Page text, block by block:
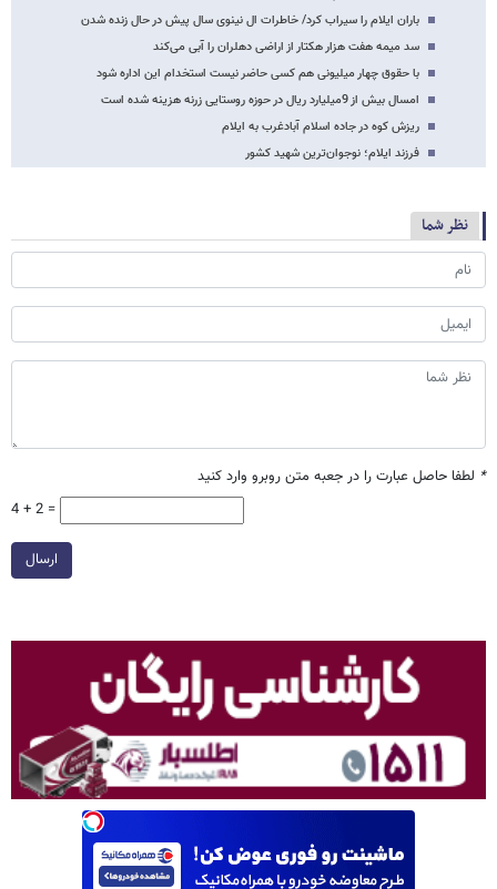
باران ایلام را سیراب کرد/ خاطرات ال نینوی سال پیش در حال زنده شدن
سد میمه هفت هزار هکتار از اراضی دهلران را آبی می‌کند
با حقوق چهار میلیونی هم کسی حاضر نیست استخدام این اداره شود
امسال بیش از 9میلیارد ریال در حوزه روستایی زرنه هزینه شده است
ریزش کوه در جاده اسلام آبادغرب به ایلام
فرزند ایلام؛ نوجوان‌ترین شهید کشور
نظر شما
* لطفا حاصل عبارت را در جعبه متن روبرو وارد کنید
4 + 2 =
ارسال